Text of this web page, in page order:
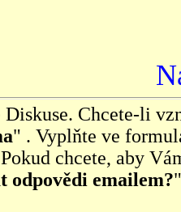
Diskuse. Chcete-li
" . Vyplňte ve
chcete, aby
odpovědi emailem?